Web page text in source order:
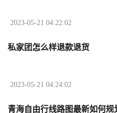
2023-05-21 04:22:02
私家团怎么样退款退货
2023-05-21 04:24:02
青海自由行线路图最新如何规